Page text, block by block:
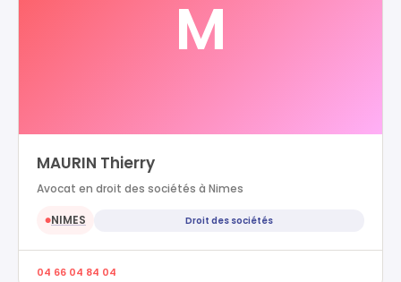
M
MAURIN Thierry
Avocat en droit des sociétés à Nimes
●NIMES Droit des sociétés
04 66 04 84 04